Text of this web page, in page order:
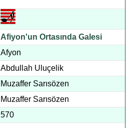
Afiyon'un Ortasında Galesi
Afyon
Abdullah Uluçelik
Muzaffer Sarısözen
Muzaffer Sarısözen
570